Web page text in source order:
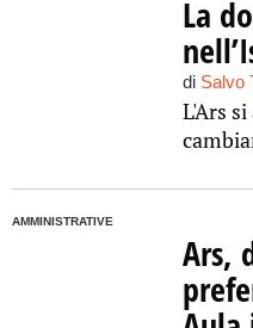
La
di Salvo
L'Ars
AMMINISTRATIVE
Ars,